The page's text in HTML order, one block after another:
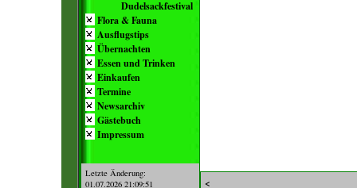
Dudelsackfestival
Flora & Fauna
Ausflugstips
Übernachten
Essen und Trinken
Einkaufen
Termine
Newsarchiv
Gästebuch
Impressum
Letzte Änderung:
01.07.2026 21:09:51
<